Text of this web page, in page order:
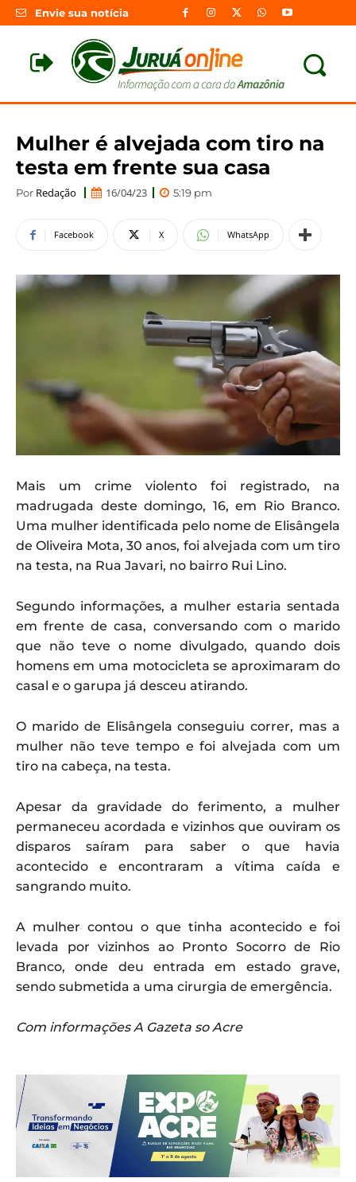
Envie sua notícia
Mulher é alvejada com tiro na
testa em frente sua casa
Por Redação 16/04/23 5:19 pm
Facebook X WhatsApp
Mais um crime violento foi registrado, na
madrugada deste domingo, 16, em Rio Branco.
Uma mulher identificada pelo nome de Elisângela
de Oliveira Mota, 30 anos, foi alvejada com um tiro
na testa, na Rua Javari, no bairro Rui Lino.
Segundo informações, a mulher estaria sentada
em frente de casa, conversando com o marido
que não teve o nome divulgado, quando dois
homens em uma motocicleta se aproximaram do
casal e o garupa já desceu atirando.
O marido de Elisângela conseguiu correr, mas a
mulher não teve tempo e foi alvejada com um
tiro na cabeça, na testa.
Apesar da gravidade do ferimento, a mulher
permaneceu acordada e vizinhos que ouviram os
disparos saíram para saber o que havia
acontecido e encontraram a vítima caída e
sangrando muito.
A mulher contou o que tinha acontecido e foi
levada por vizinhos ao Pronto Socorro de Rio
Branco, onde deu entrada em estado grave,
sendo submetida a uma cirurgia de emergência.
Com informações A Gazeta so Acre